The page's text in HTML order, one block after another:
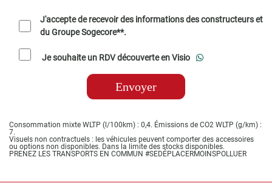
J'accepte de recevoir des informations des constructeurs et
du Groupe Sogecore**.
Je souhaite un RDV découverte en Visio
Consommation mixte WLTP (l/100km) : 0,4. Émissions de CO2 WLTP (g/km) :
7.
Visuels non contractuels : les véhicules peuvent comporter des accessoires
ou options non disponibles. Dans la limite des stocks disponibles.
PRENEZ LES TRANSPORTS EN COMMUN #SEDÉPLACERMOINSPOLLUER